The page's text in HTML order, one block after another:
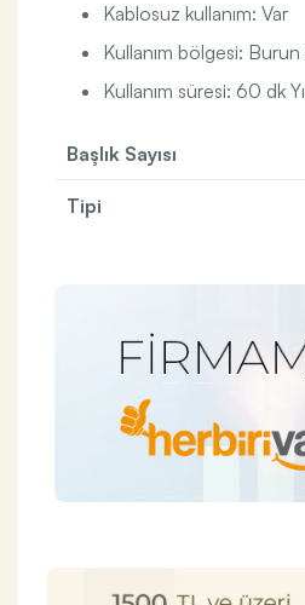
Kablosuz kullanım: Var
Kullanım bölgesi:
Kullanım süresi: 60 dk
Başlık Sayısı
Tipi